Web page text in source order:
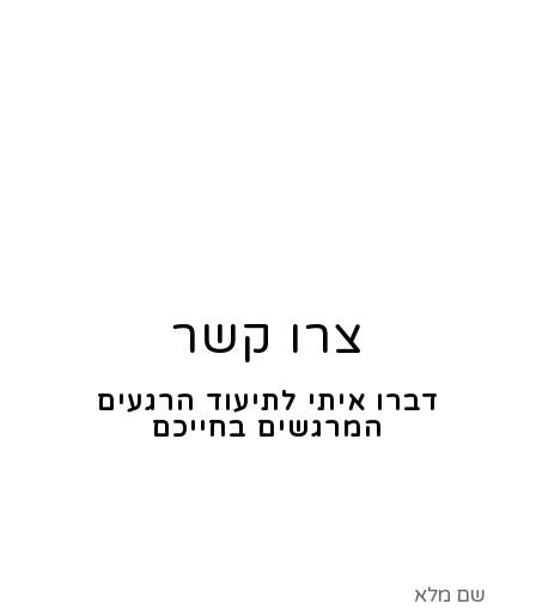
צרו קשר
דברו איתי לתיעוד הרגעים
המרגשים בחייכם